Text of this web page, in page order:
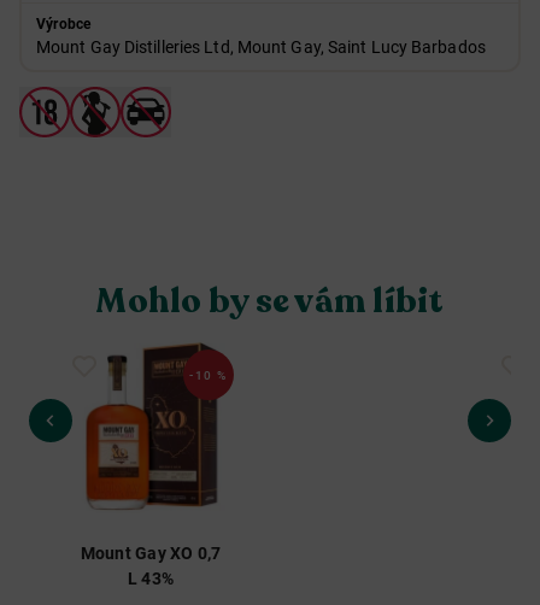
Výrobce
Mount Gay Distilleries Ltd, Mount Gay, Saint Lucy Barbados
Mohlo by se vám líbit
-10 %
Mount Gay XO 0,7
L 43%